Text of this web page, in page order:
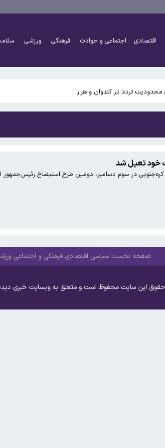
اقتصادی اجتماعی و حوادث فرهنگی ورزشی
می کند
تردد در کندوان و هراز
می کند
خود تعیل شد
در سوم دسامبر، دومین طرح استیضاح
صفحه نخست سیاسی اقتصادی فرهنگی و اجتماعی
این سایت محفوظ است و متعلق به وبسایت خبری